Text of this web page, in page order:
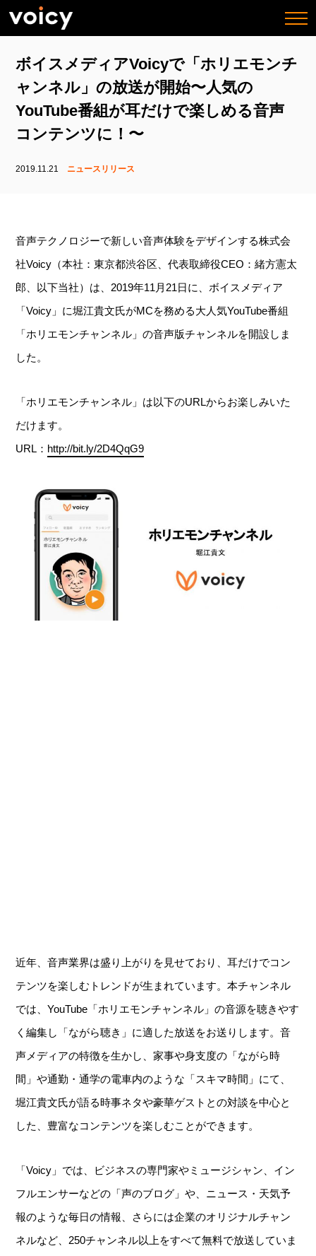
ボイスメディアVoicyで「ホリエモンチ
ャンネル」の放送が開始〜人気の
YouTube番組が耳だけで楽しめる音声
コンテンツに！〜
2019.11.21 ニュースリリース
音声テクノロジーで新しい音声体験をデザインする株式会
社Voicy（本社：東京都渋谷区、代表取締役CEO：緒方憲太
郎、以下当社）は、2019年11月21日に、ボイスメディア
「Voicy」に堀江貴文氏がMCを務める大人気YouTube番組
「ホリエモンチャンネル」の音声版チャンネルを開設しま
した。
「ホリエモンチャンネル」は以下のURLからお楽しみいた
だけます。
URL： http://bit.ly/2D4QqG9
近年、音声業界は盛り上がりを見せており、耳だけでコン
テンツを楽しむトレンドが生まれています。本チャンネル
では、YouTube「ホリエモンチャンネル」の音源を聴きやす
く編集し「ながら聴き」に適した放送をお送りします。音
声メディアの特徴を生かし、家事や身支度の「ながら時
間」や通勤・通学の電車内のような「スキマ時間」にて、
堀江貴文氏が語る時事ネタや豪華ゲストとの対談を中心と
した、豊富なコンテンツを楽しむことができます。
「Voicy」では、ビジネスの専門家やミュージシャン、イン
フルエンサーなどの「声のブログ」や、ニュース・天気予
報のような毎日の情報、さらには企業のオリジナルチャン
ネルなど、250チャンネル以上をすべて無料で放送していま